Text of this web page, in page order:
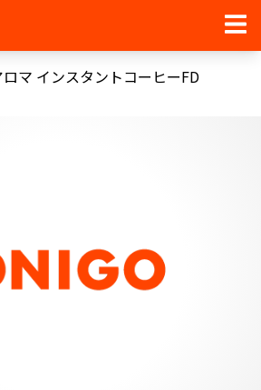
マ インスタントコーヒーFD